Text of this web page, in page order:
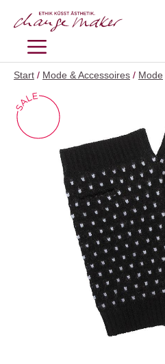
Inhalt
MENÜ
Start / Mode & Accessoires / Mode